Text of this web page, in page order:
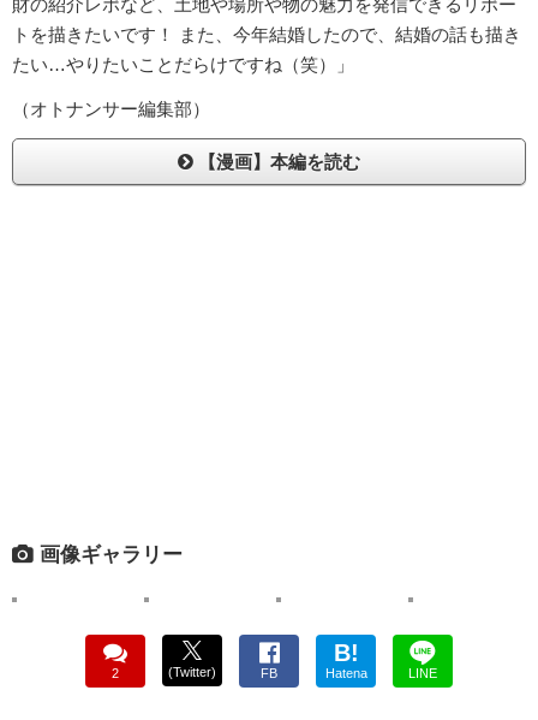
財の紹介レポなど、土地や場所や物の魅力を発信できるリポー
トを描きたいです！ また、今年結婚したので、結婚の話も描き
たい…やりたいことだらけですね（笑）」
（オトナンサー編集部）
【漫画】本編を読む
画像ギャラリー
2 (Twitter) FB
B!
Hatena LINE